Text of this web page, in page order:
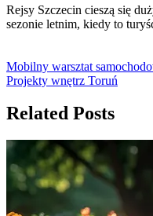
Rejsy Szczecin cieszą się
sezonie letnim, kiedy to
Mobilny warsztat
Projekty wnętrz Toruń
Related Posts